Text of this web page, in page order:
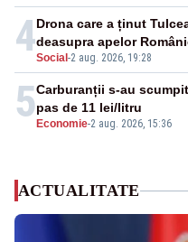
4Social -2 aug. 2026, 19:28
Drona care a ținut
deasupra apelor
5 Economie-2 aug. 2026, 15:36
Carburanții s-au
pas de 11 lei/litru
ACTUALITATE